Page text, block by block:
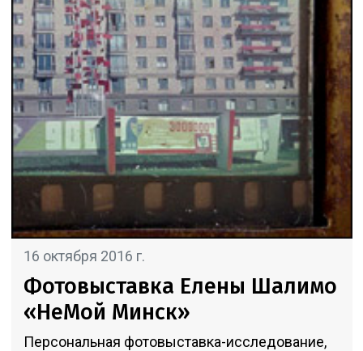
16 октября 2016 г.
Фотовыставка Елены Шалимо
«НеМой Минск»
Персональная фотовыставка-исследование,